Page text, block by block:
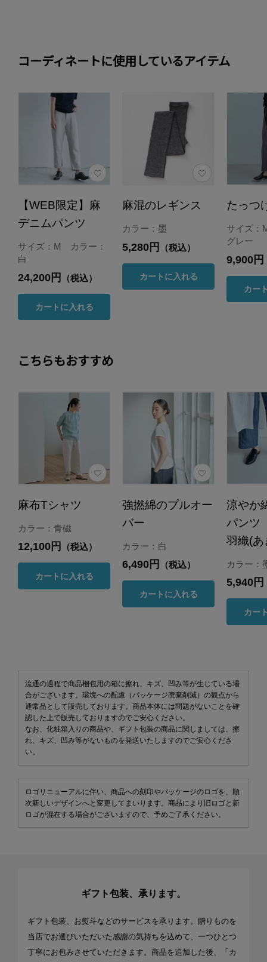
コーディネートに使用しているアイテム
【WEB限定】麻
デニムパンツ
サイズ：M カラー：
白
24,200円 （税込）
カートに入れる
麻混のレギンス
カラー：墨
5,280円 （税込）
カートに入れる
たっつ
サイズ
グレー
9,900円
カー
こちらもおすすめ
麻布Tシャツ
カラー：青磁
12,100円 （税込）
カートに入れる
強撚綿のプルオー
バー
カラー：白
6,490円 （税込）
カートに入れる
涼やか
パンツ
羽織(
カラー：
5,940円
カー
流通の過程で商品梱包用の箱に擦れ、キズ、凹み等が生じている場
合がございます。環境への配慮（パッケージ廃棄削減）の観点から
通常品として販売しております。商品本体には問題がないことを確
認した上で販売しておりますのでご安心ください。
なお、化粧箱入りの商品や、ギフト包装の商品に関しましては、擦
れ、キズ、凹み等がないものを発送いたしますのでご安心くださ
い。
ロゴリニューアルに伴い、商品への刻印やパッケージのロゴを、順
次新しいデザインへと変更してまいります。商品により旧ロゴと新
ロゴが混在する場合がございますので、予めご了承ください。
ギフト包装、承ります。
ギフト包装、お熨斗などのサービスを承ります。贈りものを
当店でお選びいただいた感謝の気持ちを込めて、一つひとつ
丁寧にお包みさせていただきます。商品を追加した後、「カ